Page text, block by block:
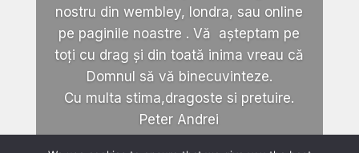
nostru din wembley, londra, sau online
pe paginile noastre . Vă așteptam pe
toți cu drag și din toată inima vreau că
Domnul să vă binecuvinteze.
Cu multa stima,dragoste si pretuire.
Peter Andrei